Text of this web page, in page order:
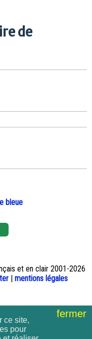
de
bleue
et en clair 2001-2026
| mentions légales
fermer
ce site,
pour